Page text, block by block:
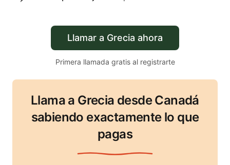
Llamar a Grecia ahora
Primera llamada gratis al registrarte
Llama a Grecia desde Canadá
sabiendo exactamente lo que
pagas